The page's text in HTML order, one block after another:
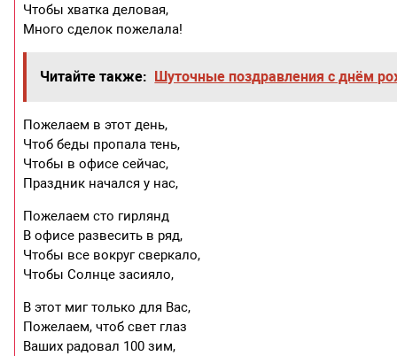
Чтобы хватка деловая,
Много сделок пожелала!
Читайте также: Шуточные поздравления с днём
Пожелаем в этот день,
Чтоб беды пропала тень,
Чтобы в офисе сейчас,
Праздник начался у нас,
Пожелаем сто гирлянд
В офисе развесить в ряд,
Чтобы все вокруг сверкало,
Чтобы Солнце засияло,
В этот миг только для Вас,
Пожелаем, чтоб свет глаз
Ваших радовал 100 зим,